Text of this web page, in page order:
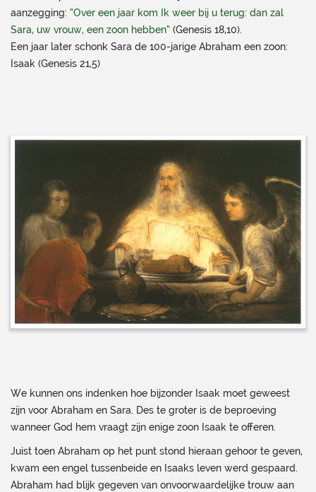
aanzegging: “Over een jaar kom Ik weer bij u terug: dan zal
Sara, uw vrouw, een zoon hebben” (Genesis 18,10).
Een jaar later schonk Sara de 100-jarige Abraham een zoon:
Isaak (Genesis 21,5)
We kunnen ons indenken hoe bijzonder Isaak moet geweest
zijn voor Abraham en Sara. Des te groter is de beproeving
wanneer God hem vraagt zijn enige zoon Isaak te offeren.
Juist toen Abraham op het punt stond hieraan gehoor te geven,
kwam een engel tussenbeide en Isaaks leven werd gespaard.
Abraham had blijk gegeven van onvoorwaardelijke trouw aan